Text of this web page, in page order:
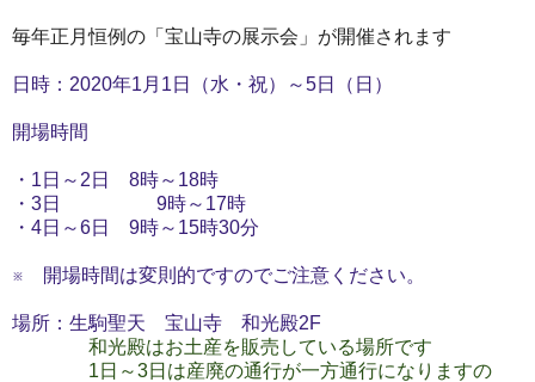
毎年正月恒例の「宝山寺の展示会」が開催されます
日時：2020年1月1日（水・祝）～5日（日）
開場時間
・1日～2日 8時～18時
・3日 9時～17時
・4日～6日 9時～15時30分
※ 開場時間は変則的ですのでご注意ください。
場所：生駒聖天 宝山寺 和光殿2F
和光殿はお土産を販売している場所です
1日～3日は産廃の通行が一方通行になりますの